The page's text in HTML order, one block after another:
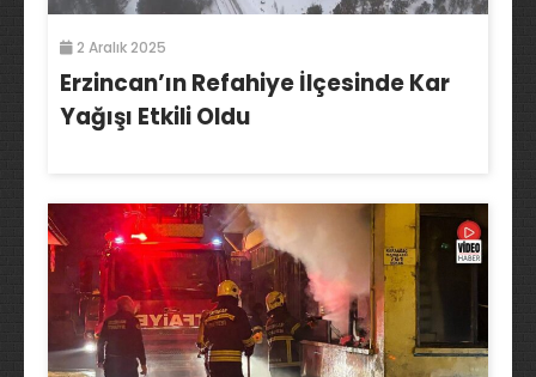
2 Aralık 2025
Erzincan’ın Refahiye İlçesinde Kar
Yağışı Etkili Oldu